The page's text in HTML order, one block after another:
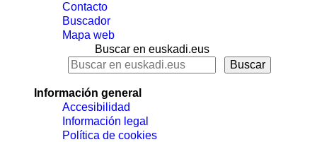
Contacto
Buscador
Mapa web
Buscar en euskadi.eus
Información general
Accesibilidad
Información legal
Política de cookies